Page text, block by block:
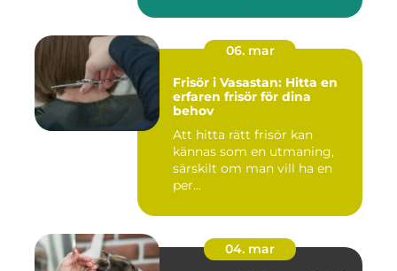
06. mar
Frisör i Vasastan: Hitta en
erfaren frisör för dina
behov
Att hitta rätt frisör kan
kännas som en utmaning,
särskilt om man vill ha en
per...
04. mar